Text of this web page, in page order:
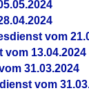
vom
13.04.2024
31.03.2024
vom